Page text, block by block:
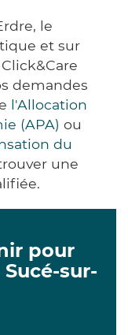
le
et sur
demandes
l'Allocation
(APA) ou
du
une
pour
sur-